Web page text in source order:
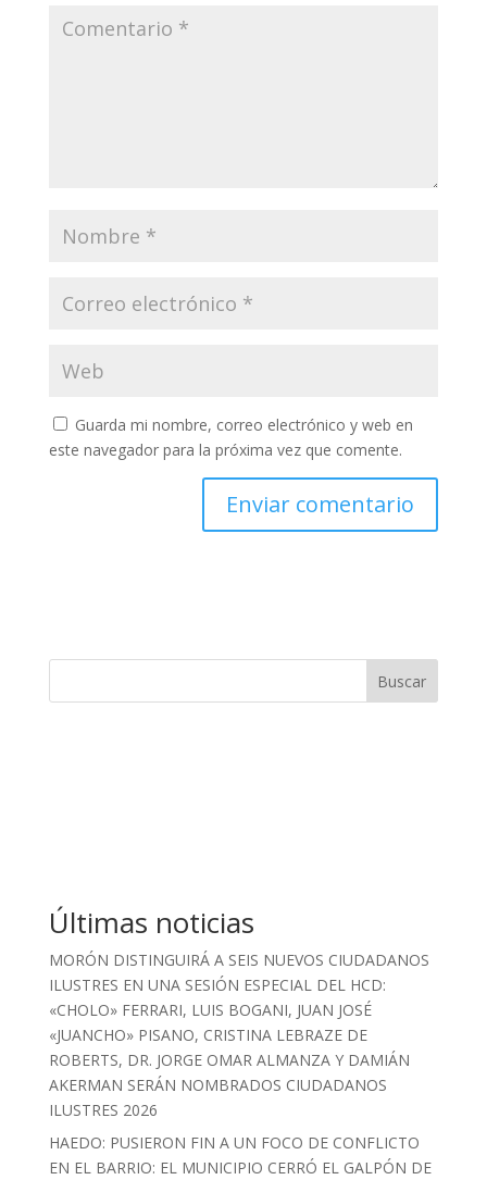
Guarda mi nombre, correo electrónico y web en
este navegador para la próxima vez que comente.
Buscar
Últimas noticias
MORÓN DISTINGUIRÁ A SEIS NUEVOS CIUDADANOS
ILUSTRES EN UNA SESIÓN ESPECIAL DEL HCD:
«CHOLO» FERRARI, LUIS BOGANI, JUAN JOSÉ
«JUANCHO» PISANO, CRISTINA LEBRAZE DE
ROBERTS, DR. JORGE OMAR ALMANZA Y DAMIÁN
AKERMAN SERÁN NOMBRADOS CIUDADANOS
ILUSTRES 2026
HAEDO: PUSIERON FIN A UN FOCO DE CONFLICTO
EN EL BARRIO: EL MUNICIPIO CERRÓ EL GALPÓN DE